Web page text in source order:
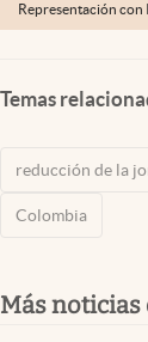
Representación con
Temas
reducción de la
Colombia
Más noticias